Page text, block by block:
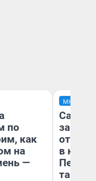
по
как
на
—
МНЕНИЕ
Самая
в
там